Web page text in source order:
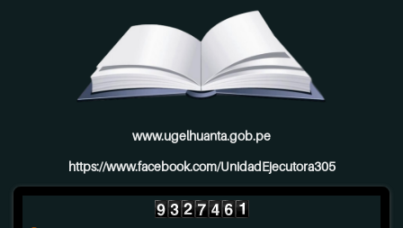
www.ugelhuanta.gob.pe
https://www.facebook.com/UnidadEjecutora305